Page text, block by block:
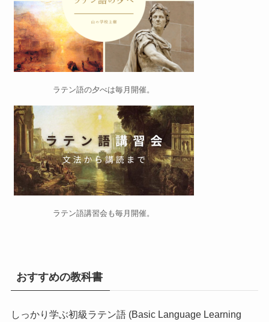
ラテン語の夕べは毎月開催。
ラテン語講習会 も毎月開催。
おすすめの教科書
しっかり学ぶ初級ラテン語 (Basic Language Learning